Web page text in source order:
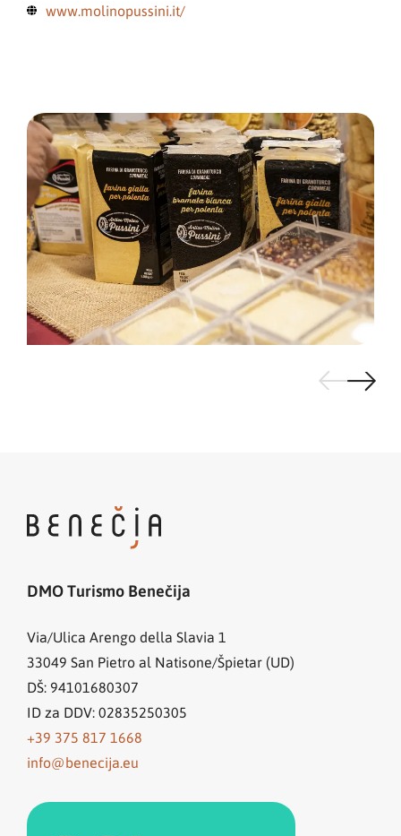
www.molinopussini.it/
DMO Turismo Benečija
Via/Ulica Arengo della Slavia 1
33049 San Pietro al Natisone/Špietar (UD)
DŠ: 94101680307
ID za DDV: 02835250305
+39 375 817 1668
info@benecija.eu